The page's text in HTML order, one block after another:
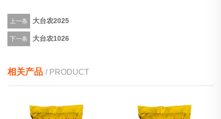
上一条 大台农2025
下一条 大台农1026
相关产品 / PRODUCT